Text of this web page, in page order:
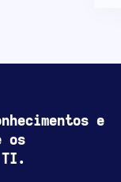
e
os
TI.